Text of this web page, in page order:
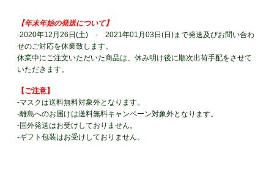
【年末年始の発送について】
-2020年12月26日(土) ‐ 2021年01月03日(日)まで発送及びお問い合わ
せのご対応を休業致します。
休業中にご注文いただいた商品は、休み明け後に順次出荷手配をさせて
いただきます。
【ご注意】
-マスクは送料無料対象外となります。
-離島へのお届けは送料無料キャンペーン対象外となります。
-国外発送はお受けしておりません。
-ギフト包装はお受けしておりません。